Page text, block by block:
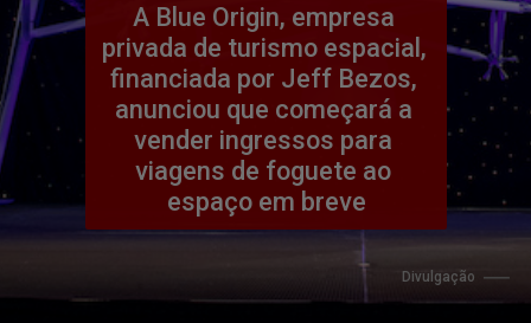
A Blue Origin, empresa
privada de turismo espacial,
financiada por Jeff Bezos,
anunciou que começará a
vender ingressos para
viagens de foguete ao
espaço em breve
Divulgação